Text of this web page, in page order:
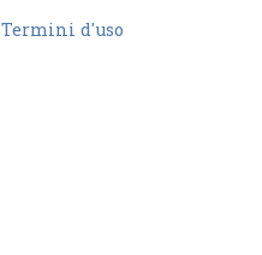
Termini d'uso